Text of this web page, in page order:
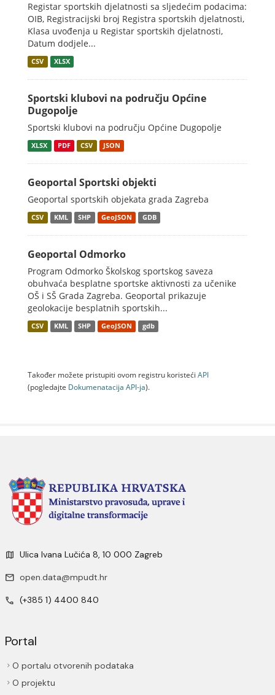
Registar sportskih djelatnosti sa sljedećim podacima:
OIB, Registracijski broj Registra sportskih djelatnosti,
Klasa uvođenja u Registar sportskih djelatnosti,
Datum dodjele...
CSV XLSX
Sportski klubovi na području Općine
Dugopolje
Sportski klubovi na području Općine Dugopolje
XLSX PDF CSV JSON
Geoportal Sportski objekti
Geoportal sportskih objekata grada Zagreba
CSV KML SHP GeoJSON GDB
Geoportal Odmorko
Program Odmorko Školskog sportskog saveza
obuhvaća besplatne sportske aktivnosti za učenike
OŠ i SŠ Grada Zagreba. Geoportal prikazuje
geolokacije besplatnih sportskih...
CSV KML SHP GeoJSON gdb
Također možete pristupiti ovom registru koristeći API
(pogledajte Dokumenаtаcijа API-jа).